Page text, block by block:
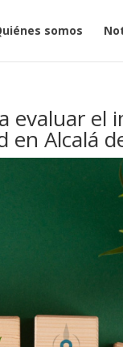
somos
evaluar
en Alcalá